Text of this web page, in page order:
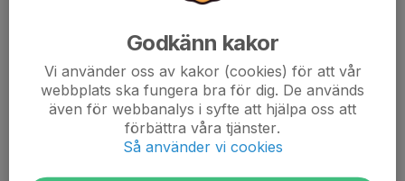
0 kommentarer
Tjena killar och vårdnadshavare
Att vara eran lagledare, lycka till och hoppas ni har kul
Vi syns på nästa träningen
Godkänn kakor
Vi använder oss av kakor (cookies) för att vår
webbplats ska fungera bra för dig. De används
även för webbanalys i syfte att hjälpa oss att
förbättra våra tjänster.
Så använder vi cookies